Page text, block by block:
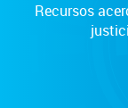
Recursos